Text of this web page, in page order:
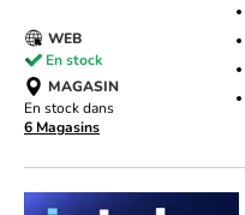
WEB
En stock
MAGASIN
En stock dans
6 Magasins